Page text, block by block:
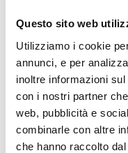
Questo sito web
Utilizziamo i cookie
annunci, e per
inoltre informazioni
con i nostri partner
web, pubblicità e
combinarle con altre
che hanno raccolto
Fantasilandia.
Come nuovo utente di
Bacheca
per
nuove per i tuoi